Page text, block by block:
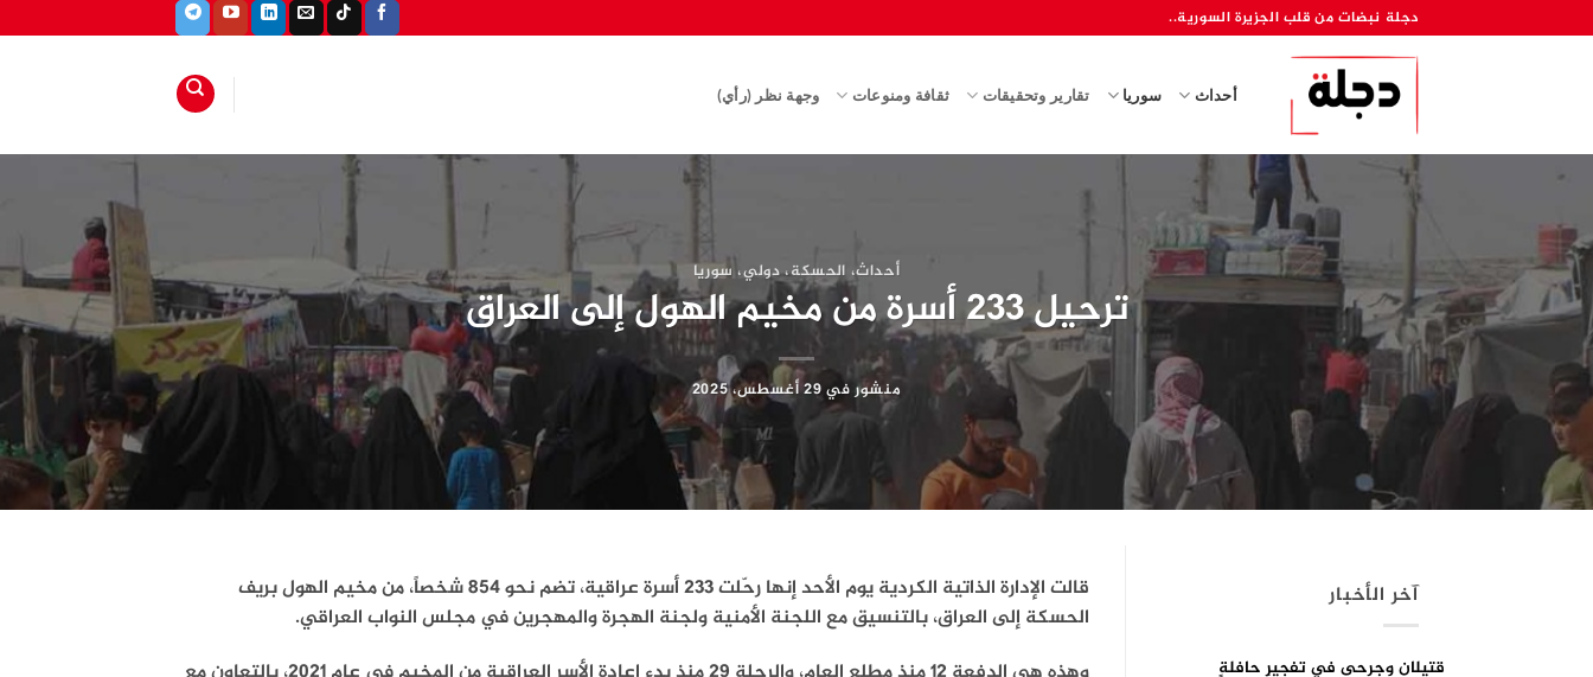
للمحتوى
دجلة نبضات من قلب الجزيرة السورية..
أحداث سوريا تقارير وتحقيقات ثقافة ومنوعات وجهة نظر (رأي)
أحداث، الحسكة،دولي،سوريا
ترحيل 233 أسرة من مخيم الهول إلى العراق
منشور في29 أغسطس، 2025
آخر الأخبار
قتيلان وجرحى في تفجيرِ حافلةٍ
قالت الإدارة الذاتية الكردية يوم الأحد إنها رحّلت 233 أسرة عراقية، تضم نحو 854 شخصاً، من مخيم الهول بريف
الحسكة إلى العراق، بالتنسيق مع اللجنة الأمنية ولجنة الهجرة والمهجرين في مجلس النواب العراقي.